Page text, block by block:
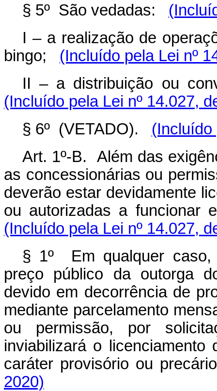
§ 5º São vedadas:
I – a realização de
bingo;
(Incluído pela Lei nº
II – a distribuição ou
(Incluído pela Lei nº 14.027,
§ 6º (VETADO).
(Incluído
Art. 1º-B. Além das
as concessionárias ou
deverão estar devidamente
ou autorizadas a funcionar
(Incluído pela Lei nº 14.027,
§ 1º Em qualquer caso,
preço público da outorga
devido em decorrência de
mediante parcelamento
ou permissão, por
inviabilizará o
caráter provisório ou
2020)